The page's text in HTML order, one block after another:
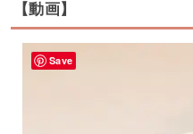
【動画】
Save